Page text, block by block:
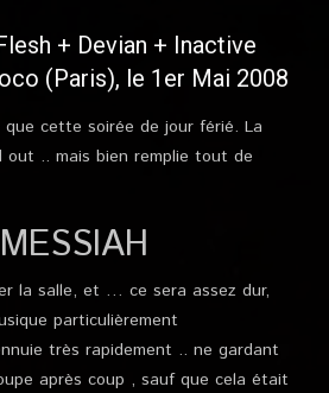
+ Devian + Inactive
(Paris), le 1er Mai 2008
cette soirée de jour férié. La
out .. mais bien remplie tout de
la salle, et … ce sera assez dur,
particulièrement
très rapidement .. ne gardant
après coup , sauf que cela était